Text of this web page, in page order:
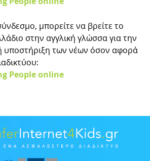
μπορείτε να βρείτε το
στην αγγλική γλώσσα για την
υποστήριξη των νέων όσον αφορά
People online